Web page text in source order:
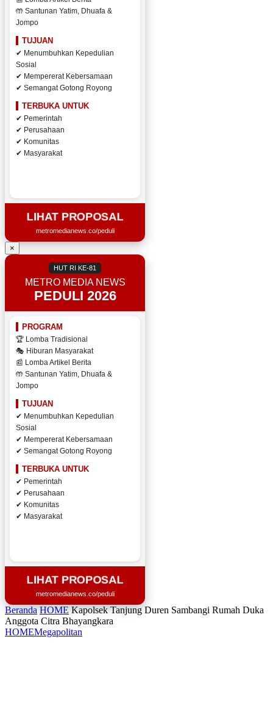
🤲 Santunan Yatim, Dhuafa &
Jompo
TUJUAN
✔ Menumbuhkan Kepedulian
Sosial
✔ Mempererat Kebersamaan
✔ Semangat Gotong Royong
TERBUKA UNTUK
✔ Pemerintah
✔ Perusahaan
✔ Komunitas
✔ Masyarakat
LIHAT PROPOSAL
metromedianews.co/peduli
×
HUT RI KE-81
METRO MEDIA NEWS
PEDULI 2026
PROGRAM
🏆 Lomba Tradisional
🎭 Hiburan Masyarakat
📰 Lomba Artikel Berita
🤲 Santunan Yatim, Dhuafa &
Jompo
TUJUAN
✔ Menumbuhkan Kepedulian
Sosial
✔ Mempererat Kebersamaan
✔ Semangat Gotong Royong
TERBUKA UNTUK
✔ Pemerintah
✔ Perusahaan
✔ Komunitas
✔ Masyarakat
LIHAT PROPOSAL
metromedianews.co/peduli
Beranda HOME Kapolsek Tanjung Duren Sambangi Rumah Duka
Anggota Citra Bhayangkara
HOMEMegapolitan